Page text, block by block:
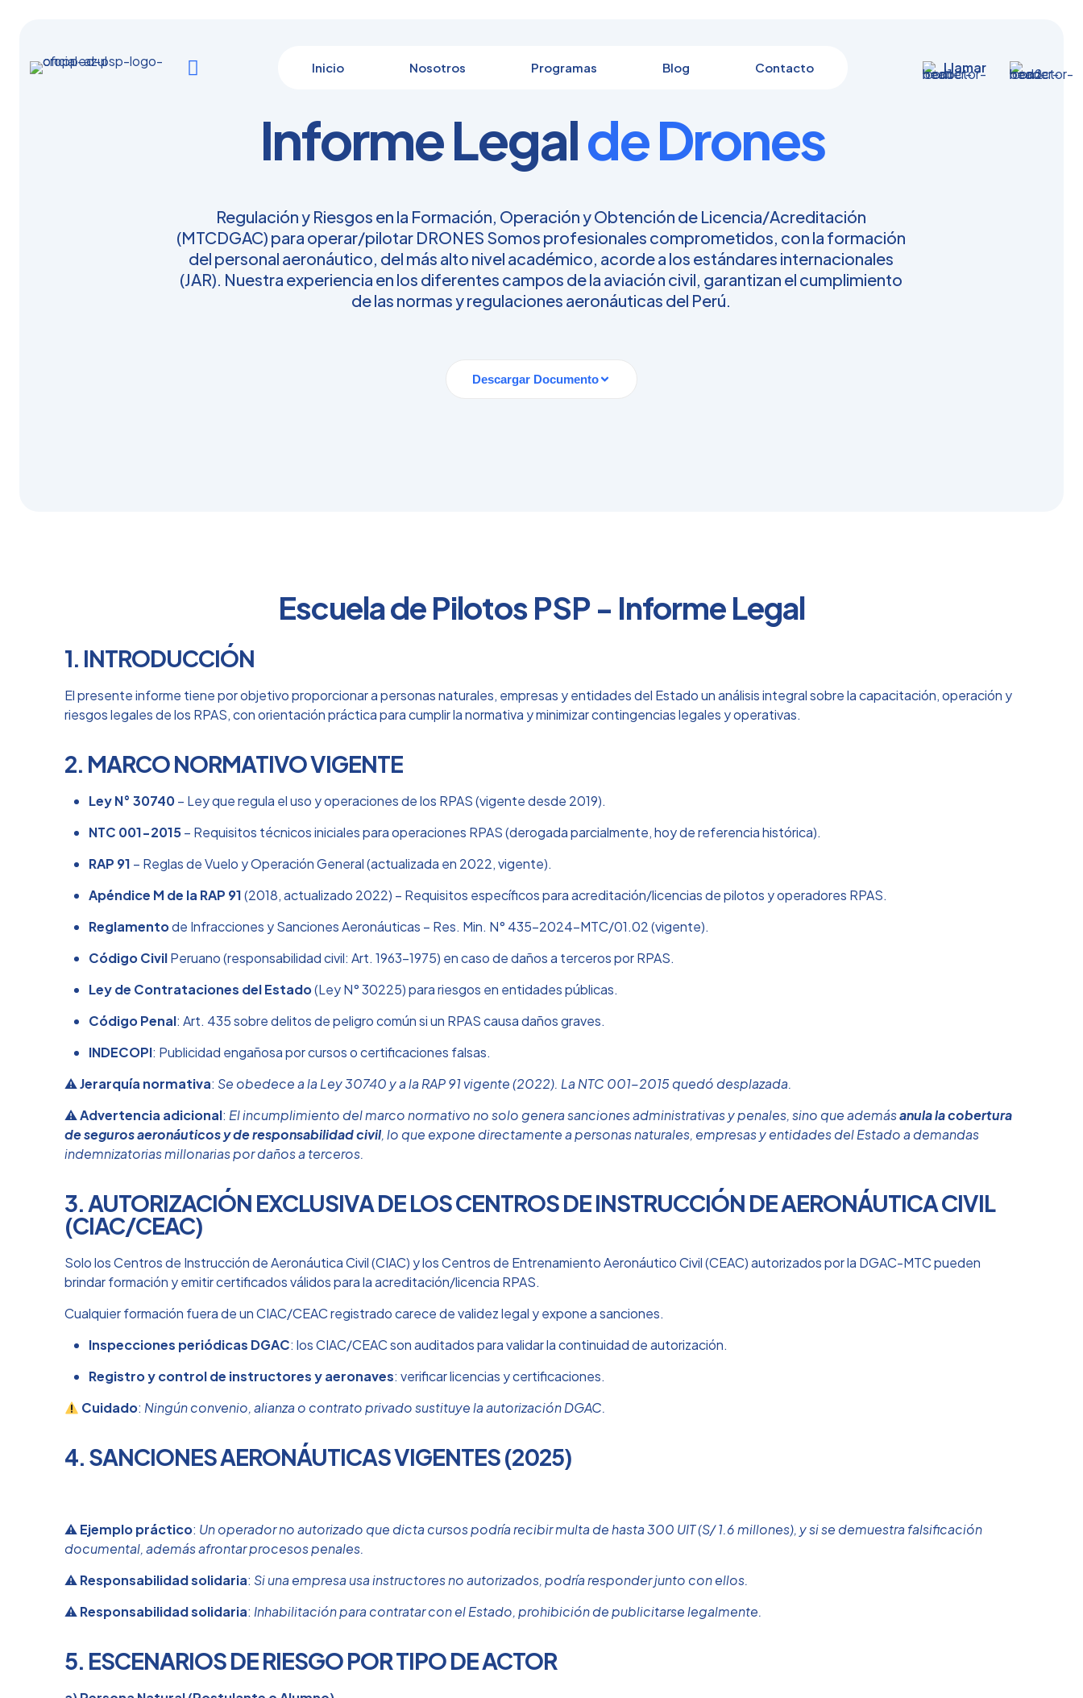
Inicio Nosotros Programas Blog Contacto Llamar
Informe Legalde Drones
Regulación y Riesgos en la Formación, Operación y Obtención de Licencia/Acreditación
(MTCDGAC) para operar/pilotar DRONES Somos profesionales comprometidos, con la formación
del personal aeronáutico, del más alto nivel académico, acorde a los estándares internacionales
(JAR). Nuestra experiencia en los diferentes campos de la aviación civil, garantizan el cumplimiento
de las normas y regulaciones aeronáuticas del Perú.
Descargar Documento
Escuela de Pilotos PSP - Informe Legal
1. INTRODUCCIÓN
El presente informe tiene por objetivo proporcionar a personas naturales, empresas y entidades del Estado un análisis integral sobre la capacitación, operación y
riesgos legales de los RPAS, con orientación práctica para cumplir la normativa y minimizar contingencias legales y operativas.
2. MARCO NORMATIVO VIGENTE
Ley N° 30740– Ley que regula el uso y operaciones de los RPAS (vigente desde 2019).
NTC 001-2015– Requisitos técnicos iniciales para operaciones RPAS (derogada parcialmente, hoy de referencia histórica).
RAP 91 – Reglas de Vuelo y Operación General (actualizada en 2022, vigente).
Apéndice M de la RAP 91(2018, actualizado 2022) – Requisitos específicos para acreditación/licencias de pilotos y operadores RPAS.
Reglamentode Infracciones y Sanciones Aeronáuticas – Res. Min. N° 435-2024-MTC/01.02 (vigente).
Código CivilPeruano (responsabilidad civil: Art. 1963-1975) en caso de daños a terceros por RPAS.
Ley de Contrataciones del Estado(Ley N° 30225) para riesgos en entidades públicas.
Código Penal: Art. 435 sobre delitos de peligro común si un RPAS causa daños graves.
INDECOPI: Publicidad engañosa por cursos o certificaciones falsas.
⚠Jerarquía normativa: Se obedece a la Ley 30740 y a la RAP 91 vigente (2022). La NTC 001-2015 quedó desplazada.
⚠Advertencia adicional: El incumplimiento del marco normativo no solo genera sanciones administrativas y penales, sino que ademásanula la cobertura
de seguros aeronáuticos y de responsabilidad civil, lo que expone directamente a personas naturales, empresas y entidades del Estado a demandas
indemnizatorias millonarias por daños a terceros.
3. AUTORIZACIÓN EXCLUSIVA DE LOS CENTROS DE INSTRUCCIÓN DE AERONÁUTICA CIVIL
(CIAC/CEAC)
Solo los Centros de Instrucción de Aeronáutica Civil (CIAC) y los Centros de Entrenamiento Aeronáutico Civil (CEAC) autorizados por la DGAC-MTC pueden
brindar formación y emitir certificados válidos para la acreditación/licencia RPAS.
Cualquier formación fuera de un CIAC/CEAC registrado carece de validez legal y expone a sanciones.
Inspecciones periódicas DGAC: los CIAC/CEAC son auditados para validar la continuidad de autorización.
Registro y control de instructores y aeronaves: verificar licencias y certificaciones.
Cuidado: Ningún convenio, alianza o contrato privado sustituye la autorización DGAC.
4. SANCIONES AERONÁUTICAS VIGENTES (2025)
⚠ Ejemplo práctico: Un operador no autorizado que dicta cursos podría recibir multa de hasta 300 UIT (S/ 1.6 millones), y si se demuestra falsificación
documental, además afrontar procesos penales.
⚠ Responsabilidad solidaria: Si una empresa usa instructores no autorizados, podría responder junto con ellos.
⚠ Responsabilidad solidaria: Inhabilitación para contratar con el Estado, prohibición de publicitarse legalmente.
5. ESCENARIOS DE RIESGO POR TIPO DE ACTOR